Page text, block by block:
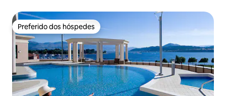
Preferido dos hóspedes
Preferido dos hóspedes